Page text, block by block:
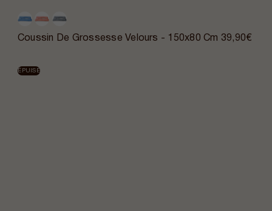
Coussin De Grossesse Velours - 150x80 Cm 39,90€
ÉPUISÉ